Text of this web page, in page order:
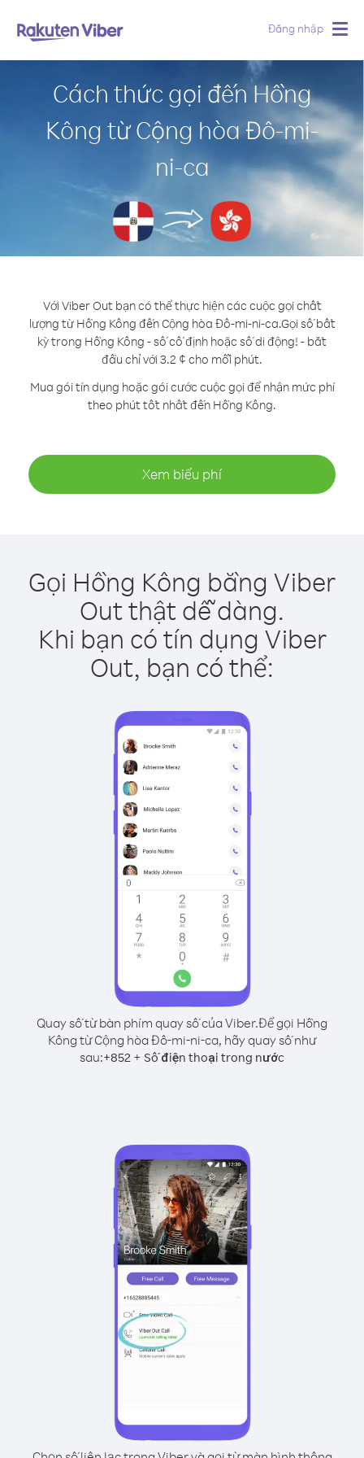
Đăng nhập
Cách thức gọi đến Hồng
Kông từ Cộng hòa Đô-mi-
ni-ca
Với Viber Out bạn có thể thực hiện các cuộc gọi chất
lượng từ Hồng Kông đến Cộng hòa Đô-mi-ni-ca.Gọi số bất
kỳ trong Hồng Kông - số cố định hoặc số di động! - bắt
đầu chỉ với 3.2 ¢ cho mỗi phút.
Mua gói tín dụng hoặc gói cước cuộc gọi để nhận mức phí
theo phút tốt nhất đến Hồng Kông.
Xem biểu phí
Gọi Hồng Kông bằng Viber
Out thật dễ dàng.
Khi bạn có tín dụng Viber
Out, bạn có thể:
Quay số từ bàn phím quay số của Viber.Để gọi Hồng
Kông từ Cộng hòa Đô-mi-ni-ca, hãy quay số như
sau:+852 + Số điện thoại trong nước